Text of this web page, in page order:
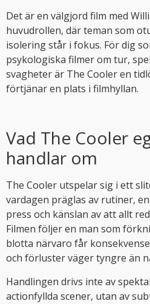
Det är en välgjord film med
huvudrollen, där teman som
isolering står i fokus. För dig
psykologiska filmer om tur,
svagheter är The Cooler en
förtjänar en plats i filmhyllan.
Vad The Cooler
handlar om
The Cooler utspelar sig i ett
vardagen präglas av rutiner,
press och känslan av att allt
Filmen följer en man som
blotta närvaro får
och förluster väger tyngre än
Handlingen drivs inte av
actionfyllda scener, utan av